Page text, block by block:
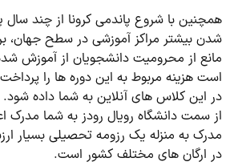
همچنین با شروع پاندمی کرونا از چند
شدن بیشتر مراکز آموزشی در سطح جهان،
مانع از محرومیت دانشجویان از آموزش
است هزینه مربوط به این دوره ها را
در این کلاس های آنلاین به شما داده شود.
از سمت دانشگاه رویال رودز به شما مدرک
مدرک به منزله یک رزومه تحصیلی بسیار
در ارگان های مختلف کشور است.